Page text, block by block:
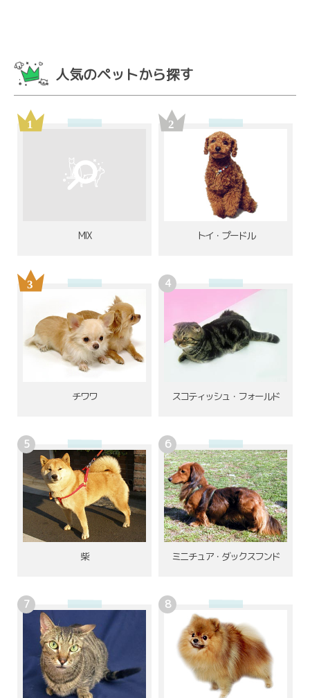
人気のペットから探す
MIX トイ・プードル
チワワ スコティッシュ・フォールド
柴 ミニチュア・ダックスフンド